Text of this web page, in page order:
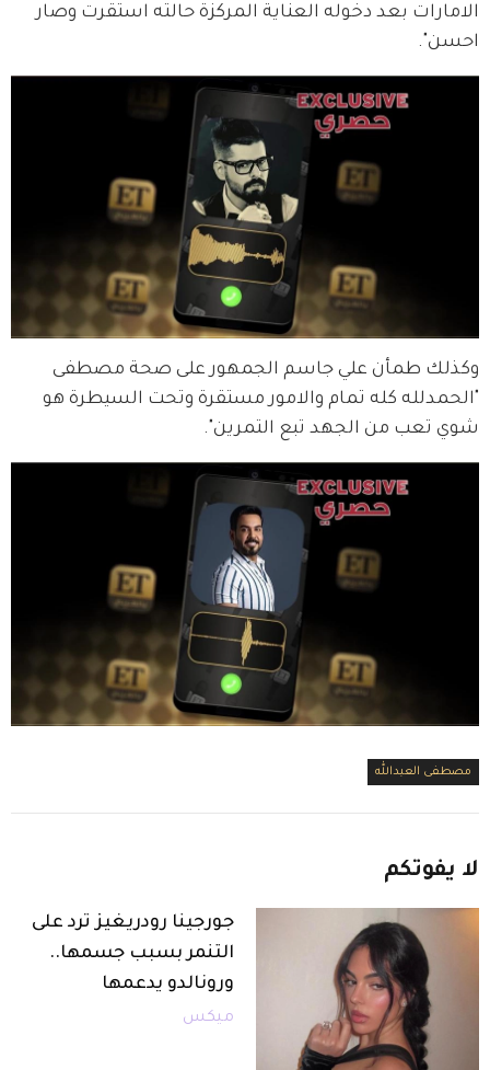
الامارات بعد دخوله العناية المركزة حالته استقرت وصار
احسن".
وكذلك طمأن علي جاسم الجمهور على صحة مصطفى
"الحمدلله كله تمام والامور مستقرة وتحت السيطرة هو
شوي تعب من الجهد تبع التمرين".
مصطفى العبدالله
لا يفوتكم
جورجينا رودريغيز ترد على
التنمر بسبب جسمها..
ورونالدو يدعمها
ميكس